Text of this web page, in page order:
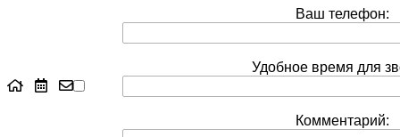
Ваш телефон:
Удобное время для
Комментарий: